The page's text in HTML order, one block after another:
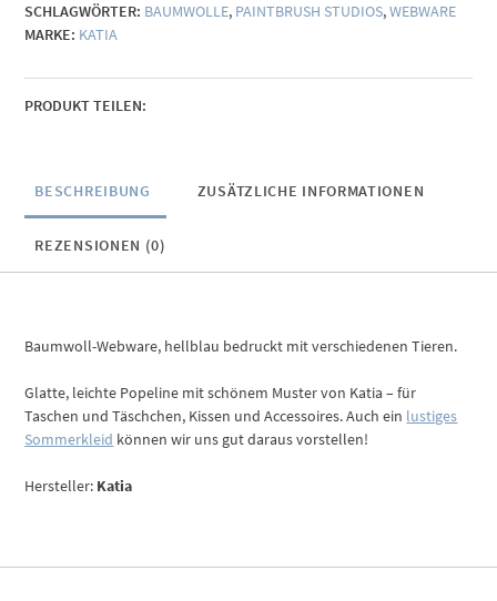
SCHLAGWÖRTER: BAUMWOLLE, PAINTBRUSH STUDIOS,WEBWARE
MARKE: KATIA
PRODUKT TEILEN:
BESCHREIBUNG ZUSÄTZLICHE INFORMATIONEN
REZENSIONEN (0)
Baumwoll-Webware, hellblau bedruckt mit verschiedenen Tieren.
Glatte, leichte Popeline mit schönem Muster von Katia – für
Taschen und Täschchen, Kissen und Accessoires. Auch ein lustiges
Sommerkleid können wir uns gut daraus vorstellen!
Hersteller: Katia